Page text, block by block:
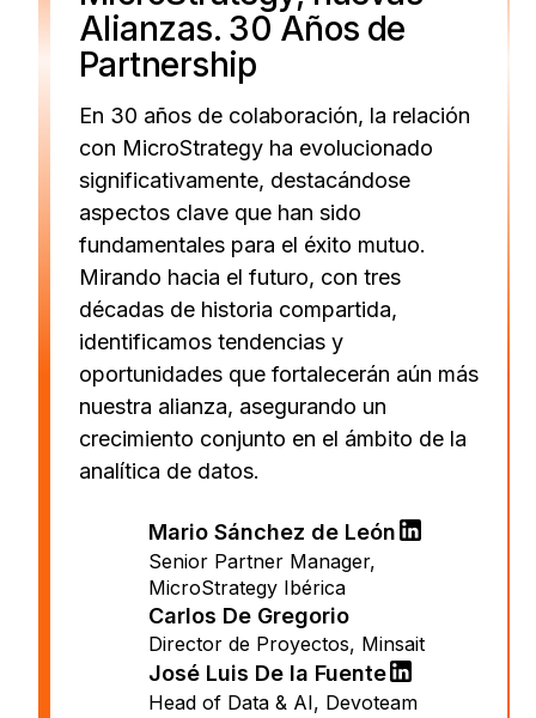
Alianzas. 30 Años de
Partnership
En 30 años de colaboración, la relación
con MicroStrategy ha evolucionado
significativamente, destacándose
aspectos clave que han sido
fundamentales para el éxito mutuo.
Mirando hacia el futuro, con tres
décadas de historia compartida,
identificamos tendencias y
oportunidades que fortalecerán aún más
nuestra alianza, asegurando un
crecimiento conjunto en el ámbito de la
analítica de datos.
Mario Sánchez de León
Senior Partner Manager,
MicroStrategy Ibérica
Carlos De Gregorio
Director de Proyectos, Minsait
José Luis De la Fuente
Head of Data & AI, Devoteam